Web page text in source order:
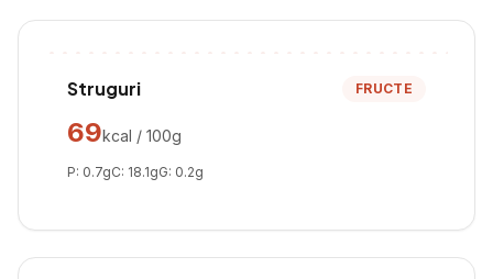
Struguri FRUCTE
69kcal / 100g
P: 0.7gC: 18.1gG: 0.2g